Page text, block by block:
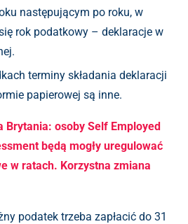
następującym po roku, w
rok podatkowy – deklaracje w
terminy składania deklaracji
papierowej są inne.
Brytania: osoby Self Employed
będą mogły uregulować
w ratach. Korzystna zmiana
podatek trzeba zapłacić do 31